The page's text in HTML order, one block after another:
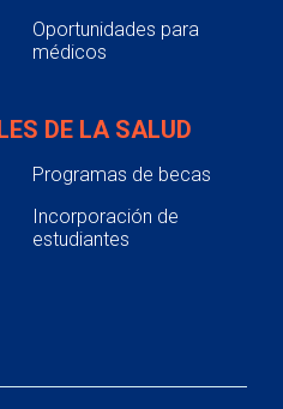
Oportunidades para
médicos
DE LA SALUD
Programas de becas
Incorporación de
estudiantes